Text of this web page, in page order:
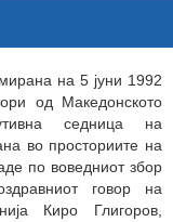
на 5 јуни 1992
од Македонското
седница на
во просториите на
по воведниот збор
говор на
Киро Глигоров,